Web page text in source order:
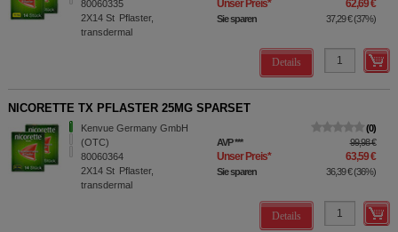
80060335
2X14 St Pflaster,
transdermal
Unser Preis* 62,69 €
Sie sparen 37,29 €(37%)
Details
NICORETTE TX PFLASTER 25MG SPARSET
Kenvue Germany GmbH
(OTC)
80060364
2X14 St Pflaster,
transdermal
0
AVP*** 99,98 €
Unser Preis* 63,59 €
Sie sparen 36,39 €(36%)
Details